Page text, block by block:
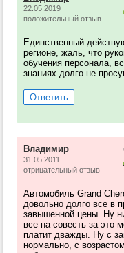
22.05.2019
положительный отзыв
Единственный
регионе, жаль, что
обучения персонала,
знаниях долго не
Ответить
Владимир
31.05.2011
отрицательный отзыв
Автомобиль Grand
довольно долго все в
завышенной цены. Ну
все на совесть за это
платит дважды. Ну с
нормально, с